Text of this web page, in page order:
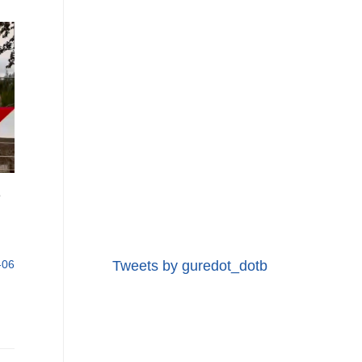
Tweets by guredot_dotb